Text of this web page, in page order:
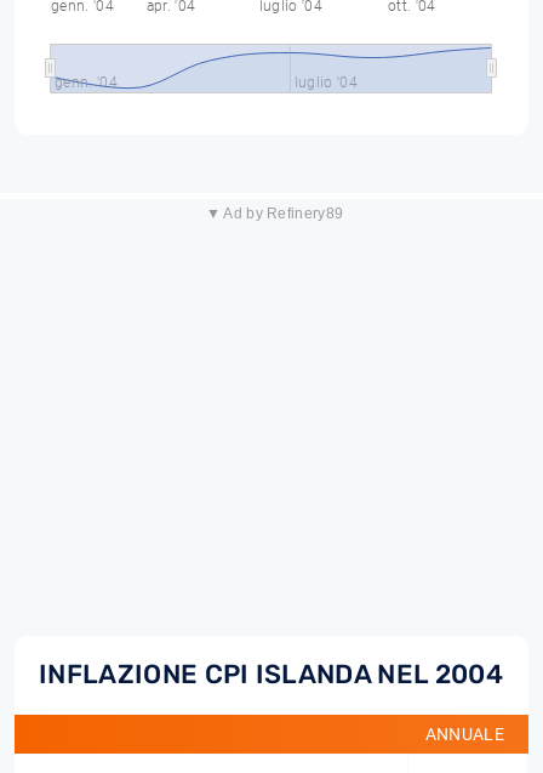
genn. '04 apr. '04 luglio '04 ott. '04
genn. '04 luglio '04
▼ Ad by Refinery89
INFLAZIONE CPI ISLANDA NEL 2004
ANNUALE